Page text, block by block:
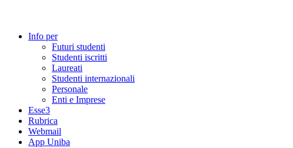
Info per
Futuri studenti
Studenti iscritti
Laureati
Studenti internazionali
Personale
Enti e Imprese
Esse3
Rubrica
Webmail
App Uniba